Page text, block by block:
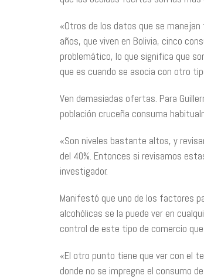
«Otros de los datos que se
años, que viven en Bolivia, cinco
problemático, lo que significa que
que es cuando se asocia con otro
Ven demasiadas ofertas. Para
población cruceña consuma
«Son niveles bastante altos, y
del 40%. Entonces si revisamos
investigador.
Manifestó que uno de los factores
alcohólicas se la puede ver en
control de este tipo de comercio
«El otro punto tiene que ver con el
donde no se impregne el consumo